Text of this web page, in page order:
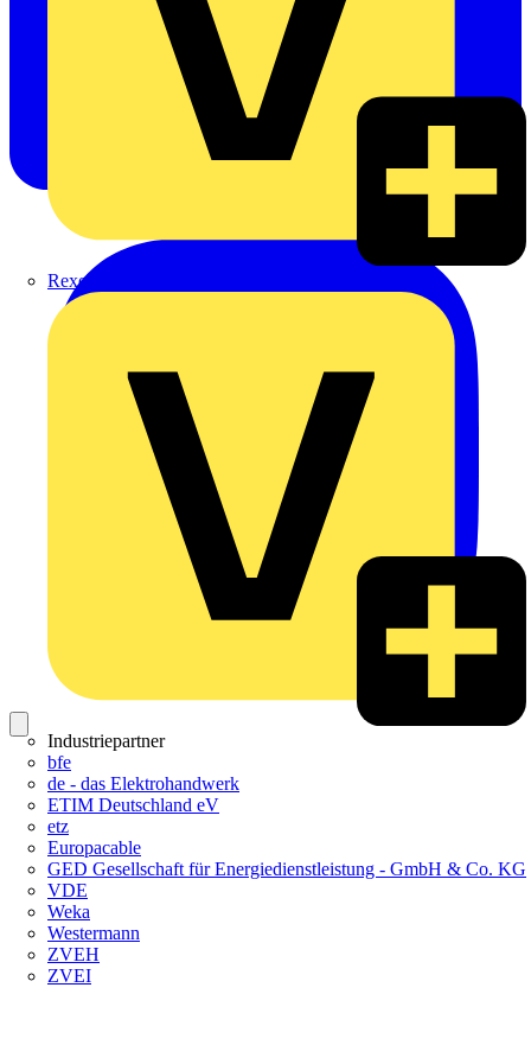
Rexel
Industriepartner
bfe
de - das Elektrohandwerk
ETIM Deutschland eV
etz
Europacable
GED Gesellschaft für Energiedienstleistung - GmbH & Co. KG
VDE
Weka
Westermann
ZVEH
ZVEI